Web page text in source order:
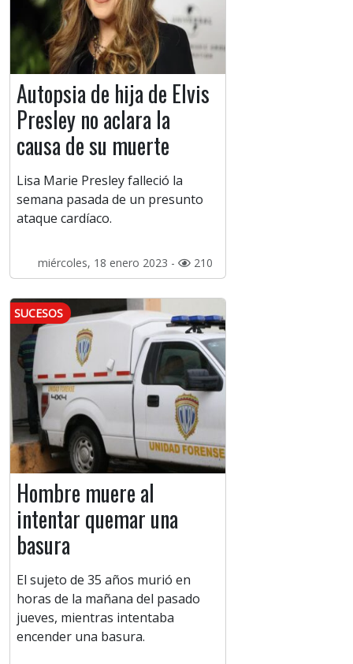
Autopsia de hija de Elvis
Presley no aclara la
causa de su muerte
Lisa Marie Presley falleció la
semana pasada de un presunto
ataque cardíaco.
miércoles, 18 enero 2023 - 210
SUCESOS
Hombre muere al
intentar quemar una
basura
El sujeto de 35 años murió en
horas de la mañana del pasado
jueves, mientras intentaba
encender una basura.